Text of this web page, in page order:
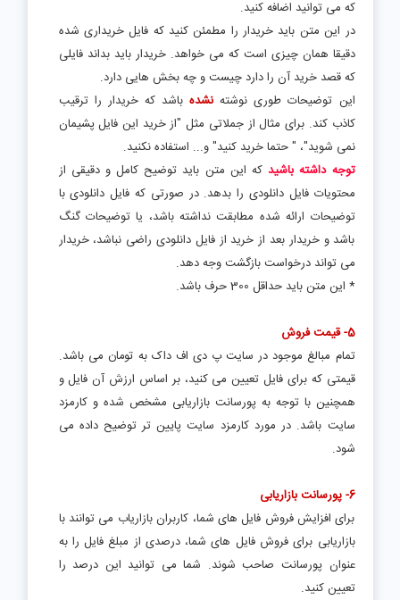
که می توانید اضافه کنید.
در این متن باید خریدار را مطمئن کنید که فایل خریداری شده
دقیقا همان چیزی است که می خواهد. خریدار باید بداند فایلی
که قصد خرید آن را دارد چیست و چه بخش هایی دارد.
این توضیحات طوری نوشته نشدهباشد که خریدار را ترقیب
کاذب کند. برای مثال از جملاتی مثل "از خرید این فایل پشیمان
نمی شوید"، " حتما خرید کنید" و... استفاده نکنید.
توجه داشته باشیدکه این متن باید توضیح کامل و دقیقی از
محتویات فایل دانلودی را بدهد. در صورتی که فایل دانلودی با
توضیحات ارائه شده مطابقت نداشته باشد، یا توضیحات گنگ
باشد و خریدار بعد از خرید از فایل دانلودی راضی نباشد، خریدار
می تواند درخواست بازگشت وجه دهد.
* این متن باید حداقل 300 حرف باشد.
5- قیمت فروش
تمام مبالغ موجود در سایت پ دی اف داک به تومان می باشد.
قیمتی که برای فایل تعیین می کنید، بر اساس ارزش آن فایل و
همچنین با توجه به پورسانت بازاریابی مشخص شده و کارمزد
سایت باشد. در مورد کارمزد سایت پایین تر توضیح داده می
شود.
6- پورسانت بازاریابی
برای افزایش فروش فایل های شما، کاربران بازاریاب می توانند با
بازاریابی برای فروش فایل های شما، درصدی از مبلغ فایل را به
عنوان پورسانت صاحب شوند. شما می توانید این درصد را
تعیین کنید.